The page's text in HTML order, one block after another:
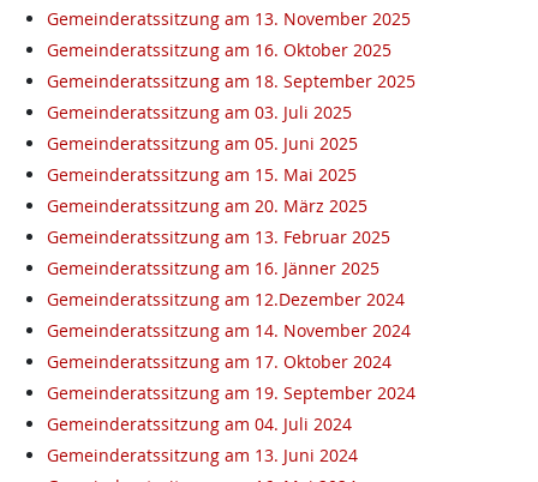
Gemeinderatssitzung am 13. November 2025
Gemeinderatssitzung am 16. Oktober 2025
Gemeinderatssitzung am 18. September 2025
Gemeinderatssitzung am 03. Juli 2025
Gemeinderatssitzung am 05. Juni 2025
Gemeinderatssitzung am 15. Mai 2025
Gemeinderatssitzung am 20. März 2025
Gemeinderatssitzung am 13. Februar 2025
Gemeinderatssitzung am 16. Jänner 2025
Gemeinderatssitzung am 12.Dezember 2024
Gemeinderatssitzung am 14. November 2024
Gemeinderatssitzung am 17. Oktober 2024
Gemeinderatssitzung am 19. September 2024
Gemeinderatssitzung am 04. Juli 2024
Gemeinderatssitzung am 13. Juni 2024